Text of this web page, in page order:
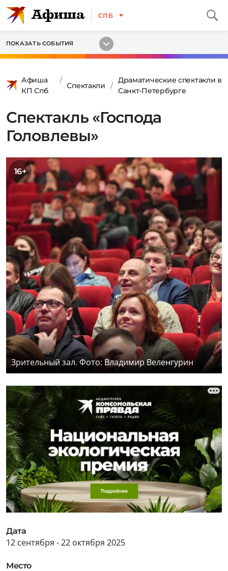
СПБ
ПОКАЗАТЬ СОБЫТИЯ
Афиша
КП Спб
Спектакли
Драматические спектакли в
Санкт-Петербурге
Спектакль «Господа
Головлевы»
16+
Зрительный зал. Фото: Владимир Веленгурин
Дата
12 сентября - 22 октября 2025
Место